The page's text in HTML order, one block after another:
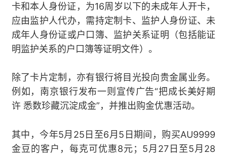
卡和本人身份证，为16周岁以下的未成年人开卡，
应由监护人代办，需持定制卡、监护人身份证、未
成年人身份证或户口簿、监护关系证明（包括能证
明监护关系的户口簿等证明文件）。
除了卡片定制，亦有银行将目光投向贵金属业务。
例如，南京银行发布一则宣传广告“把成长美好期
许 悉数珍藏沉淀成金”，并推出购金优惠活动。
其中，今年5月25日至6月5日期间，购买AU9999
金豆的客户，每克可优惠8元；5月27日至5月28